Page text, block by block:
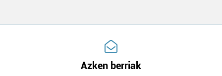
Azken berriak